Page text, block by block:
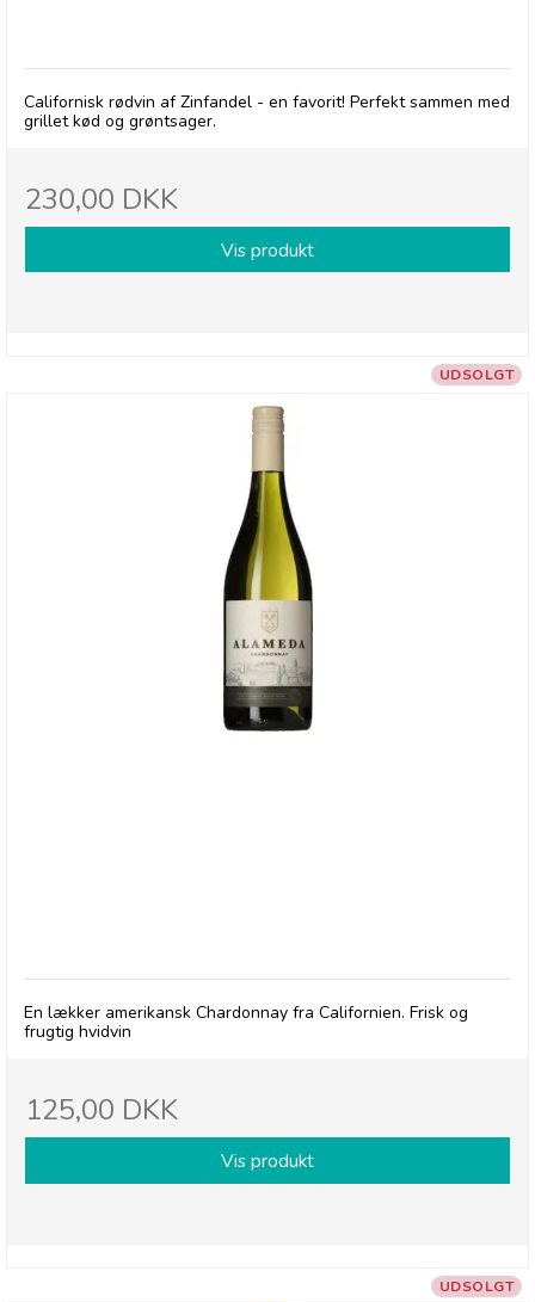
Californisk rødvin af Zinfandel - en favorit! Perfekt sammen med
grillet kød og grøntsager.
230,00 DKK
Vis produkt
UDSOLGT
En lækker amerikansk Chardonnay fra Californien. Frisk og
frugtig hvidvin
125,00 DKK
Vis produkt
UDSOLGT